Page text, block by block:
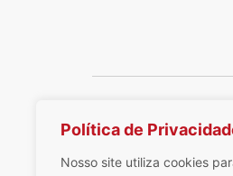
Política de
Nosso site utiliza cookies